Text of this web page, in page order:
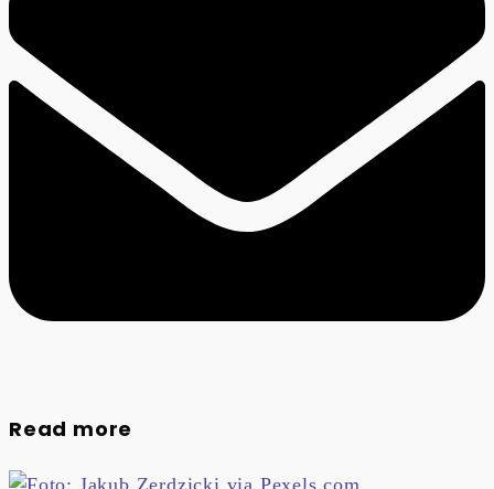
Read more